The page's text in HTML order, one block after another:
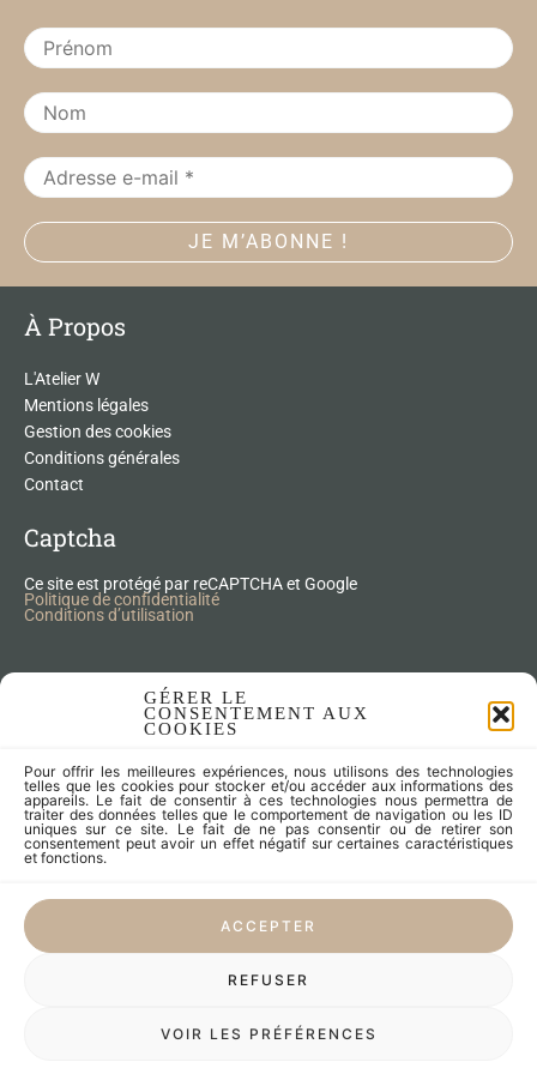
GÉRER LE
CONSENTEMENT AUX
COOKIES
Pour offrir les meilleures expériences, nous utilisons des technologies
telles que les cookies pour stocker et/ou accéder aux informations des
appareils. Le fait de consentir à ces technologies nous permettra de
traiter des données telles que le comportement de navigation ou les ID
uniques sur ce site. Le fait de ne pas consentir ou de retirer son
consentement peut avoir un effet négatif sur certaines caractéristiques
et fonctions.
ACCEPTER
REFUSER
VOIR LES PRÉFÉRENCES
o
k
r
a
m
À Propos
L'Atelier W
Mentions légales
Gestion des cookies
Conditions générales
Contact
Captcha
Ce site est protégé par reCAPTCHA et Google
Politique de confidentialité
Conditions d’utilisation
Nos Produits Upcycling
Articles zéro déchet
Fleurs séchées
Lampes
Meubles
Objets
Univers de l'enfant
Vaisselle